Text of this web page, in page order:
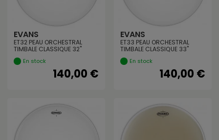
EVANS
ET32 PEAU ORCHESTRAL
TIMBALE CLASSIQUE 32"
En stock
140,00 €
EVANS
ET33 PEAU ORCHESTRAL
TIMBALE CLASSIQUE 33"
En stock
140,00 €